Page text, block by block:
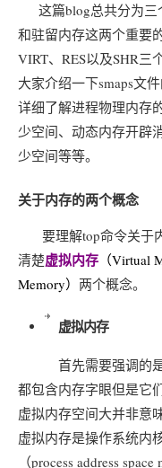
这篇blog总共分为三
和驻留内存这两个重要
VIRT、RES以及SHR三
大家介绍一下smaps文
详细了解进程物理内存
少空间、动态内存开辟
少空间等等。
关于内存的两个概念
要理解top命令关于
清楚虚拟内存 （Virtual
Memory） 两个概念。
虚拟内存
首先需要强调的是
都包含内存字眼但是它
虚拟内存空间大并非意
虚拟内存是操作系统内
（process address